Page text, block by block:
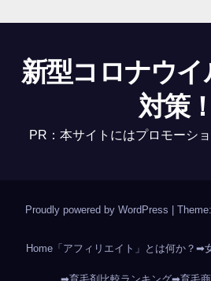
新型コロナウ
対策！
PR：本サイトにはプロモーシ
Proudly powered by WordPress
Home「アフィリエイト」とは何か？ ➡
➡育毛剤比較ランキング➡育毛商